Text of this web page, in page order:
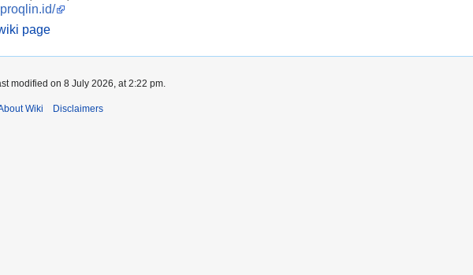
page
modified on 8 July 2026, at 2:22 pm.
Wiki Disclaimers